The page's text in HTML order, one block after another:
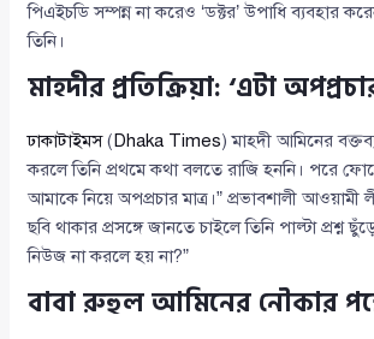
পিএইচডি সম্পন্ন না করেও ‘ডক্টর’ উপাধি ব্যবহার
তিনি।
মাহদীর প্রতিক্রিয়া: ‘এটা
ঢাকাটাইমস( Dhaka Times) মাহদী আমিনের
করলে তিনি প্রথমে কথা বলতে রাজি হননি। পরে
আমাকে নিয়ে অপপ্রচার মাত্র।” প্রভাবশালী আওয়ামী
ছবি থাকার প্রসঙ্গে জানতে চাইলে তিনি পাল্টা প্রশ্ন
নিউজ না করলে হয় না?”
বাবা রুহুল আমিনের নৌকার